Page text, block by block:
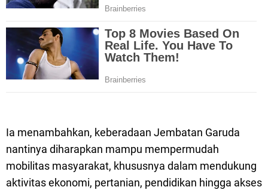
Ia menambahkan, keberadaan Jembatan Garuda
nantinya diharapkan mampu mempermudah
mobilitas masyarakat, khususnya dalam mendukung
aktivitas ekonomi, pertanian, pendidikan hingga akses